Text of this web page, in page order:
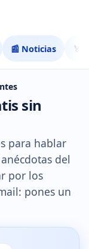
📰 Noticias 🏅
sin
para hablar
del
por los
pones un